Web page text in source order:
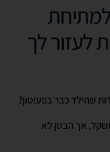
לעזור לך
אך הבטן לא